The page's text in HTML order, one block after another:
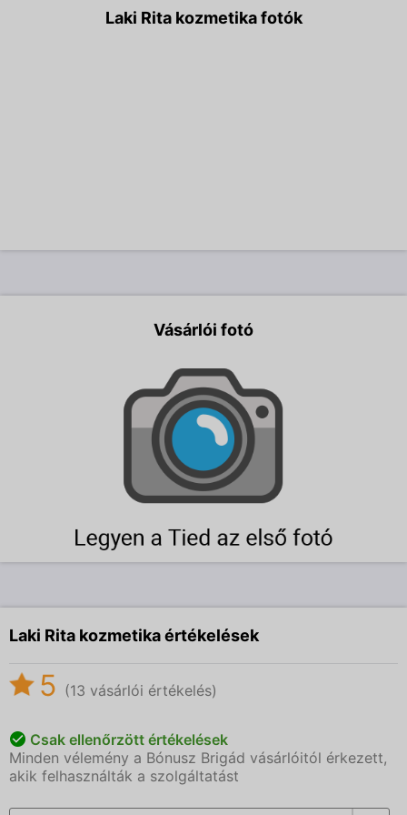
Laki Rita kozmetika fotók
Vásárlói fotó
Laki Rita kozmetika értékelések
5 (13 vásárlói értékelés)
Csak ellenőrzött értékelések
Minden vélemény a Bónusz Brigád vásárlóitól érkezett,
akik felhasználták a szolgáltatást